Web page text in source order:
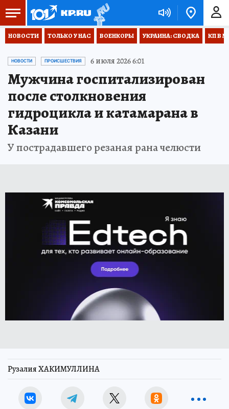
НОВОСТИ ТОЛЬКО У НАС ВОЕНКОРЫ УКРАИНА: СВОДКА КП В
НОВОСТИ ПРОИСШЕСТВИЯ 6 июля 2026 6:01
Мужчина госпитализирован
после столкновения
гидроцикла и катамарана в
Казани
У пострадавшего резаная рана челюсти
Рузалия ХАКИМУЛЛИНА